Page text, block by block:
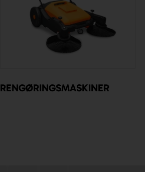
RENGØRINGSMASKINER